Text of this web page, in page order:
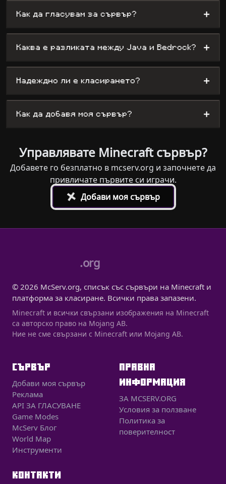
Как да гласувам за сървър? +
Каква е разликата между Java и Bedrock? +
Надеждно ли е класирането? +
Как да добавя моя сървър? +
Управлявате Minecraft сървър?
Добавете го безплатно в mcserv.org и започнете да
привличате първите си играчи.
+ Добави моя сървър
.org
© 2026 McServ.org, списък със сървъри на Minecraft и
платформа за класиране. Всички права запазени.
Minecraft и всички свързани изображения на Minecraft
са авторско право на Mojang AB.
Ние не сме свързани с Minecraft или Mojang AB.
СЪРВЪР
Добави моя сървър
Реклама
API ЗА ГЛАСУВАНЕ
Game Modes
McServ Блог
World Map
Инструменти
ПРАВНА
ИНФОРМАЦИЯ
ЗА MCSERV.ORG
Условия за ползване
Политика за
поверителност
КОНТАКТИ